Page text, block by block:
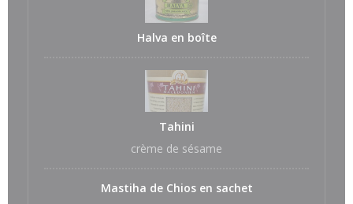
Halva en boîte
Tahini
crème de sésame
Mastiha de Chios en sachet